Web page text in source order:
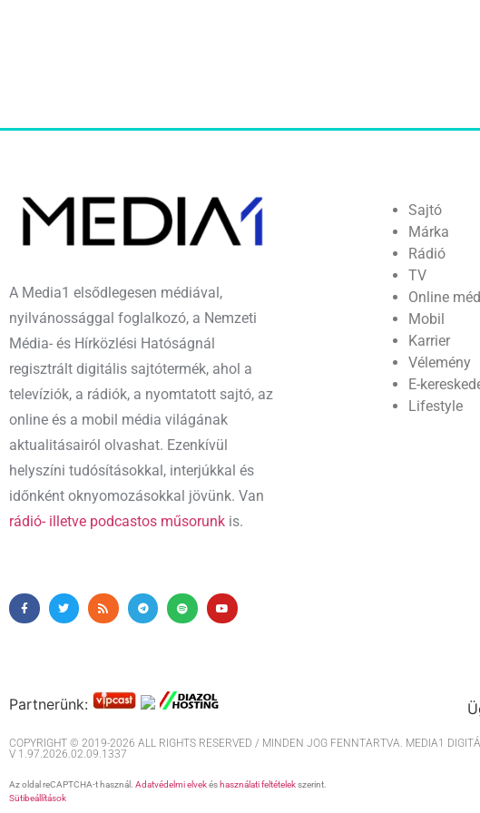
A Media1 elsődlegesen médiával,
nyilvánossággal foglalkozó, a Nemzeti
Média- és Hírközlési Hatóságnál
regisztrált digitális sajtótermék, ahol a
televíziók, a rádiók, a nyomtatott sajtó, az
online és a mobil média világának
aktualitásairól olvashat. Ezenkívül
helyszíni tudósításokkal, interjúkkal és
időnként oknyomozásokkal jövünk. Van
rádió- illetve podcastos műsorunk is.
Sajtó
Márka
Rádió
TV
Online
Mobil
Karrier
Vélemény
E-
Lifestyle
Partnerünk:
COPYRIGHT © 2019-2026 ALL RIGHTS RESERVED / MINDEN JOG FENNTARTVA. MEDIA1
V 1.97.2026.02.09.1337
Az oldal reCAPTCHA-t használ. Adatvédelmi elvekés használati feltételekszerint.
Sütibeállítások